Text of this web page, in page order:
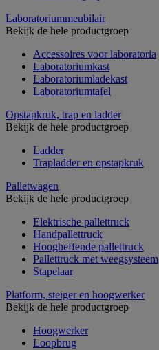
Laboratoriummeubilair
Bekijk de hele productgroep
Accessoires voor laboratoria
Laboratoriumkast
Laboratoriumladekast
Laboratoriumtafel
Opstapkruk, trap en ladder
Bekijk de hele productgroep
Ladder
Trapladder en opstapkruk
Palletwagen
Bekijk de hele productgroep
Elektrische pallettruck
Handpallettruck
Hoogheffende pallettruck
Pallettruck met weegsysteem
Stapelaar
Platform, steiger en hoogwerker
Bekijk de hele productgroep
Hoogwerker
Loopbrug